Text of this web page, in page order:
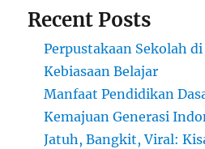
Recent Posts
Perpustakaan Sekolah
Kebiasaan Belajar
Manfaat Pendidikan
Kemajuan Generasi
Jatuh, Bangkit, Viral: